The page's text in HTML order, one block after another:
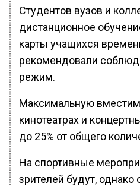
Студентов вузов и
дистанционное
карты учащихся
рекомендовали
режим.
Максимальную
кинотеатрах и
до 25% от общего
На спортивные
зрителей будут, однако